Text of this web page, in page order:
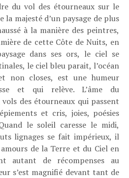
du vol des étourneaux sur le
la majesté d’un paysage de plus
à la manière des peintres,
de cette Côte de Nuits, en
dans ses ors, le ciel se
le ciel bleu parait, l’océan
non closes, est une humeur
et qui relève. L’âme du
vols des étourneaux qui passent
et cris, joies, poésies
le soleil caresse le midi,
lignages se fait impérieux, il
de la Terre et du Ciel en
autant de récompenses au
s’est magnifié devant tant de